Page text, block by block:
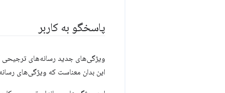
پاسخگو به کاربر
ویژگی‌های جدید رسانه‌های ترجیحی
این بدان معناست که ویژگی‌های